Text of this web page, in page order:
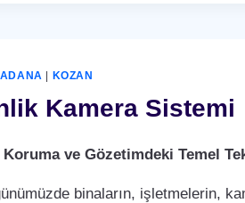
ADANA | KOZAN
Kamera Sistemi
ve Gözetimdeki Temel
binaların, işletmelerin,